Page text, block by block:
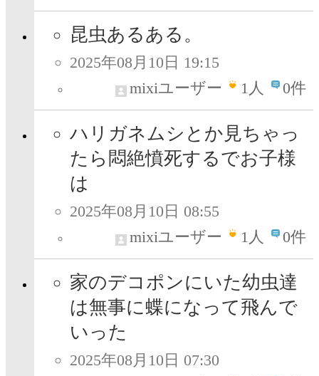
昆虫あるある。
2025年08月10日 19:15
mixiユーザー
1人 0件
ハリガネムシとか見ちゃっ
たら悶絶憤死するでお子様
は
2025年08月10日 08:55
mixiユーザー
1人 0件
家のデコポンにいた幼虫達
は無事に蝶になって飛んで
いった
2025年08月10日 07:30